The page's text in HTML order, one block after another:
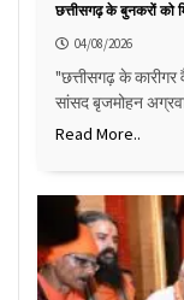
छत्तीसगढ़ के बुनकरों को
04/08/2026
"छत्तीसगढ़ के
सांसद बृजमोहन
Read More..